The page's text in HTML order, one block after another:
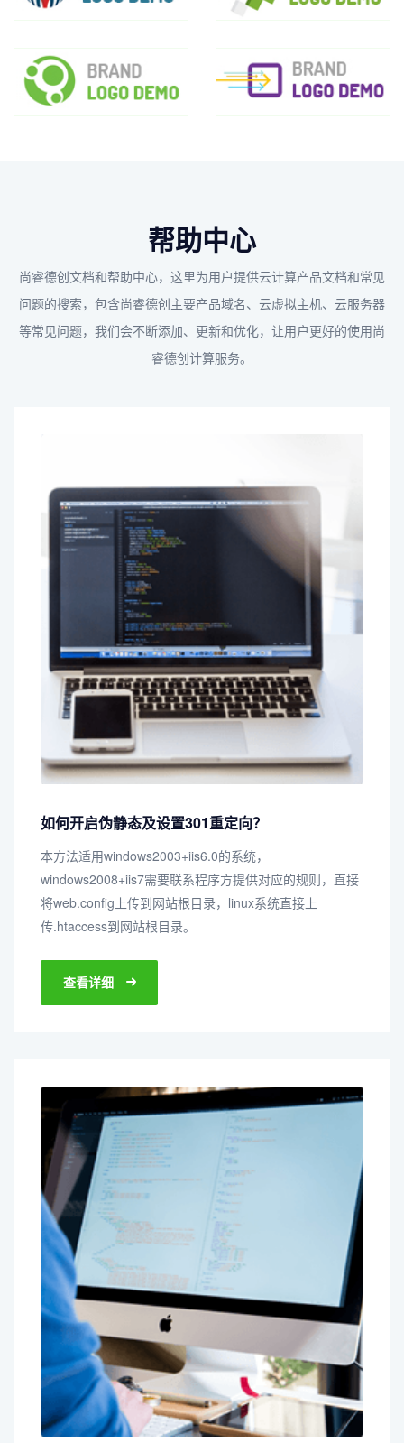
帮助中心
尚睿德创文档和帮助中心，这里为用户提供云计算产品文档和常见
问题的搜索，包含尚睿德创主要产品域名、云虚拟主机、云服务器
等常见问题，我们会不断添加、更新和优化，让用户更好的使用尚
睿德创计算服务。
如何开启伪静态及设置301重定向？
本方法适用windows2003+iis6.0的系统，
windows2008+iis7需要联系程序方提供对应的规则，直接
将web.config上传到网站根目录，linux系统直接上
传.htaccess到网站根目录。
查看详细